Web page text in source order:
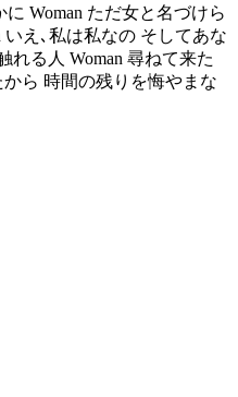
Woman ただ女と名づけら
いえ､私は私なの そしてあな
れる人 Woman 尋ねて来た
から 時間の残りを悔やまな